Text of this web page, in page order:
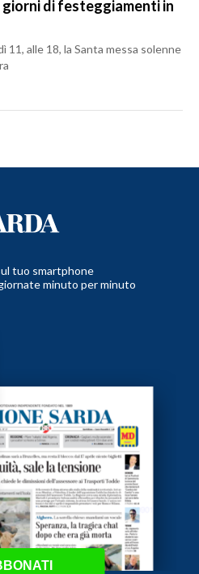
di festeggiamenti in
11, alle 18, la Santa messa solenne
tuo smartphone
minuto per minuto